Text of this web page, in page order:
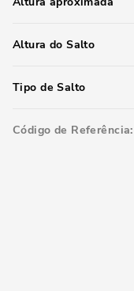
Altura do Salto
Tipo de Salto
Código de Referência